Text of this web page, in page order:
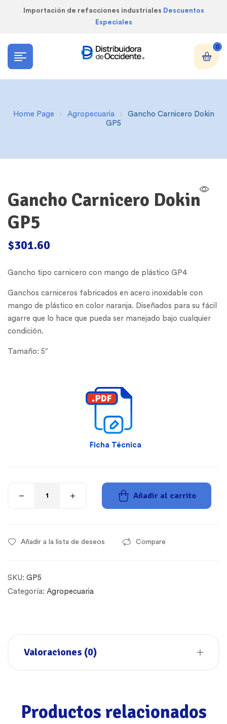
Importación de refacciones industriales Descuentos
Especiales
0
Home Page Agropecuaria
Gancho Carnicero Dokin
GP5
Gancho Carnicero Dokin
GP5
$301.60
Gancho tipo carnicero con mango de plástico GP4
Ganchos carniceros fabricados en acero inoxidable con
mango de plástico en color naranja. Diseñados para su fácil
agarre que lo hace que pueda ser manejado bajo cualquier
condición.
Tamaño: 5″
Ficha Técnica
Añadir al carrito
Añadir a la lista de deseos Compare
SKU: GP5
Categoría: Agropecuaria
Valoraciones (0)
Productos relacionados